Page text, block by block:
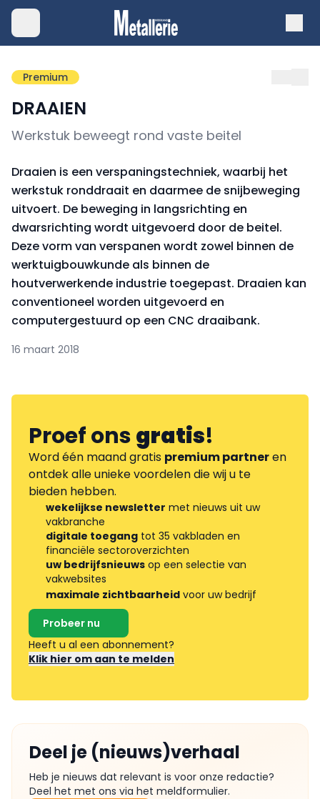
Premium
DRAAIEN
Werkstuk beweegt rond vaste beitel
Draaien is een verspaningstechniek, waarbij het
werkstuk ronddraait en daarmee de snijbeweging
uitvoert. De beweging in langsrichting en
dwarsrichting wordt uitgevoerd door de beitel.
Deze vorm van verspanen wordt zowel binnen de
werktuigbouwkunde als binnen de
houtverwerkende industrie toegepast. Draaien kan
conventioneel worden uitgevoerd en
computergestuurd op een CNC draaibank.
16 maart 2018
Proef onsgratis!
Word één maand gratis premium partneren
ontdek alle unieke voordelen die wij u te
bieden hebben.
wekelijkse newsletter met nieuws uit uw
vakbranche
digitale toegang tot 35 vakbladen en
financiële sectoroverzichten
uw bedrijfsnieuws op een selectie van
vakwebsites
maximale zichtbaarheid voor uw bedrijf
Probeer nu
Heeft u al een abonnement?
Klik hier om aan te melden
Deel je (nieuws)verhaal
Heb je nieuws dat relevant is voor onze redactie?
Deel het met ons via het meldformulier.